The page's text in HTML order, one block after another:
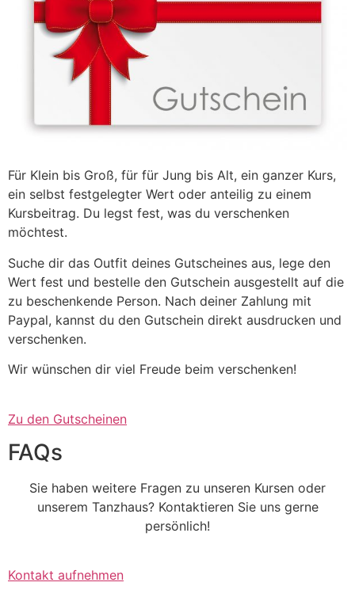
Für Klein bis Groß, für für Jung bis Alt, ein ganzer Kurs,
ein selbst festgelegter Wert oder anteilig zu einem
Kursbeitrag. Du legst fest, was du verschenken
möchtest.
Suche dir das Outfit deines Gutscheines aus, lege den
Wert fest und bestelle den Gutschein ausgestellt auf die
zu beschenkende Person. Nach deiner Zahlung mit
Paypal, kannst du den Gutschein direkt ausdrucken und
verschenken.
Wir wünschen dir viel Freude beim verschenken!
Zu den Gutscheinen
FAQs
Sie haben weitere Fragen zu unseren Kursen oder
unserem Tanzhaus? Kontaktieren Sie uns gerne
persönlich!
Kontakt aufnehmen